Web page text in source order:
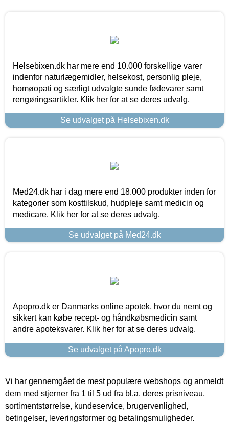
Helsebixen.dk har mere end 10.000 forskellige varer
indenfor naturlægemidler, helsekost, personlig pleje,
homøopati og særligt udvalgte sunde fødevarer samt
rengøringsartikler. Klik her for at se deres udvalg.
Se udvalget på Helsebixen.dk
Med24.dk har i dag mere end 18.000 produkter inden for
kategorier som kosttilskud, hudpleje samt medicin og
medicare. Klik her for at se deres udvalg.
Se udvalget på Med24.dk
Apopro.dk er Danmarks online apotek, hvor du nemt og
sikkert kan købe recept- og håndkøbsmedicin samt
andre apoteksvarer. Klik her for at se deres udvalg.
Se udvalget på Apopro.dk
Vi har gennemgået de mest populære webshops og anmeldt
dem med stjerner fra 1 til 5 ud fra bl.a. deres prisniveau,
sortimentstørrelse, kundeservice, brugervenlighed,
betingelser, leveringsformer og betalingsmuligheder.